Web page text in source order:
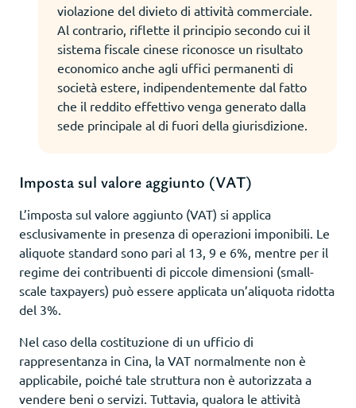
violazione del divieto di attività commerciale.
Al contrario, riflette il principio secondo cui il
sistema fiscale cinese riconosce un risultato
economico anche agli uffici permanenti di
società estere, indipendentemente dal fatto
che il reddito effettivo venga generato dalla
sede principale al di fuori della giurisdizione.
Imposta sul valore aggiunto (VAT)
L’imposta sul valore aggiunto (VAT) si applica
esclusivamente in presenza di operazioni imponibili. Le
aliquote standard sono pari al 13, 9 e 6%, mentre per il
regime dei contribuenti di piccole dimensioni (small-
scale taxpayers) può essere applicata un’aliquota ridotta
del 3%.
Nel caso della costituzione di un ufficio di
rappresentanza in Cina, la VAT normalmente non è
applicabile, poiché tale struttura non è autorizzata a
vendere beni o servizi. Tuttavia, qualora le attività